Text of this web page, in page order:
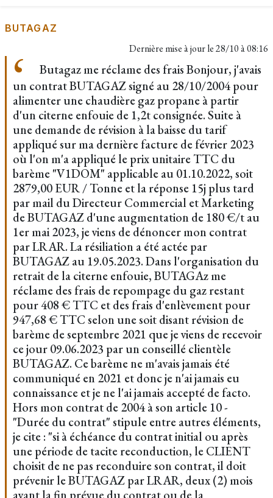
BUTAGAZ
Dernière mise à jour le28/10 à 08:16
Butagaz me réclame des frais Bonjour, j'avais
un contrat BUTAGAZ signé au 28/10/2004 pour
alimenter une chaudière gaz propane à partir
d'un citerne enfouie de 1,2t consignée. Suite à
une demande de révision à la baisse du tarif
appliqué sur ma dernière facture de février 2023
où l'on m'a appliqué le prix unitaire TTC du
barème "V1DOM" applicable au 01.10.2022, soit
2879,00 EUR / Tonne et la réponse 15j plus tard
par mail du Directeur Commercial et Marketing
de BUTAGAZ d'une augmentation de 180 €/t au
1er mai 2023, je viens de dénoncer mon contrat
par LRAR. La résiliation a été actée par
BUTAGAZ au 19.05.2023. Dans l'organisation du
retrait de la citerne enfouie, BUTAGAz me
réclame des frais de repompage du gaz restant
pour 408 € TTC et des frais d'enlèvement pour
947,68 € TTC selon une soit disant révision de
barème de septembre 2021 que je viens de recevoir
ce jour 09.06.2023 par un conseillé clientèle
BUTAGAZ. Ce barème ne m'avais jamais été
communiqué en 2021 et donc je n'ai jamais eu
connaissance et je ne l'ai jamais accepté de facto.
Hors mon contrat de 2004 à son article 10 -
"Durée du contrat" stipule entre autres éléments,
je cite : "si à échéance du contrat initial ou après
une période de tacite reconduction, le CLIENT
choisit de ne pas reconduire son contrat, il doit
prévenir le BUTAGAZ par LRAR, deux (2) mois